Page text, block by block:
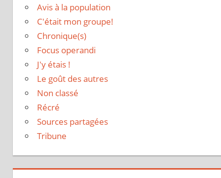
Avis à la population
C'était mon groupe!
Chronique(s)
Focus operandi
J'y étais !
Le goût des autres
Non classé
Récré
Sources partagées
Tribune